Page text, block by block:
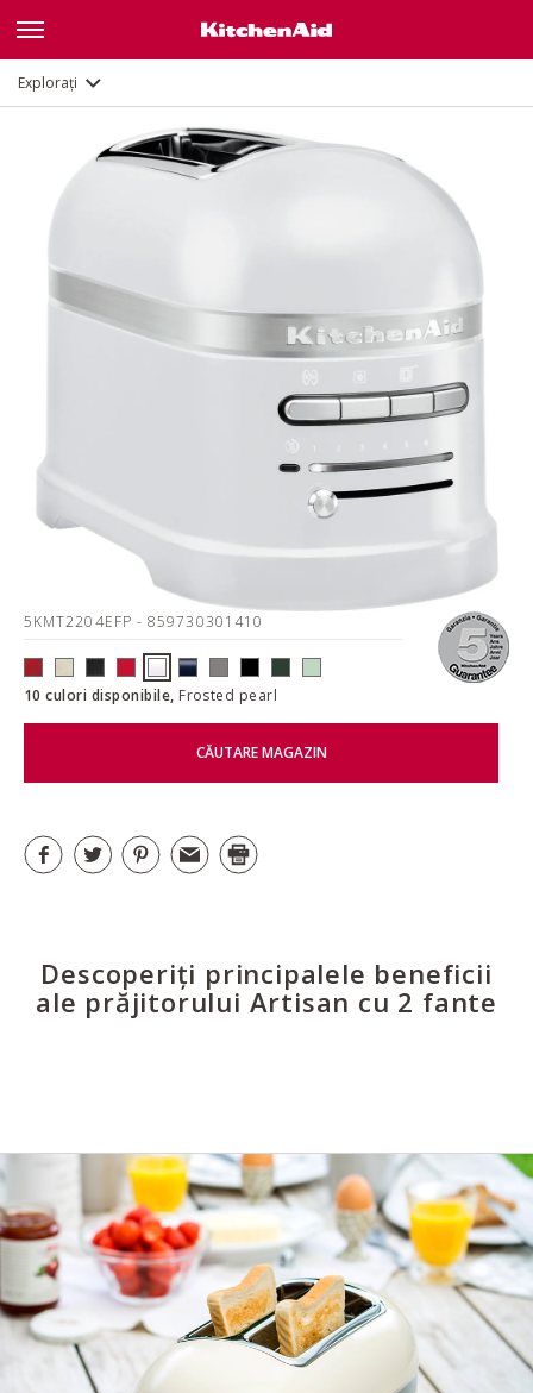
Explorați
5KMT2204EFP - 859730301410
10 culori disponibile, Frosted pearl
CĂUTARE MAGAZIN
Descoperiți principalele beneficii
ale prăjitorului Artisan cu 2 fante